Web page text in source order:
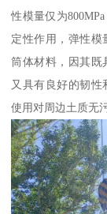
性模量仅为
定性作用，弹性模
筒体材料，因其既
又具有良好的韧
使用对周边土质无